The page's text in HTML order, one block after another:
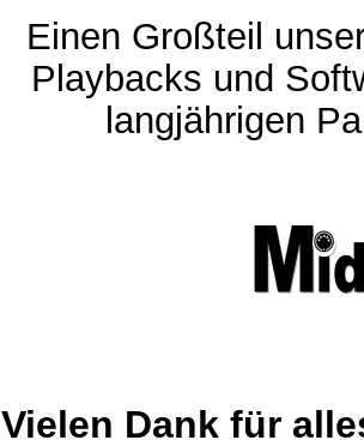
Einen Großteil
Playbacks und
langjährigen
Vielen Dank für